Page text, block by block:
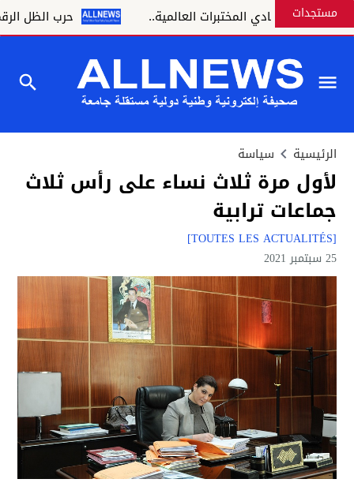
مستجدات
تدخل نادي المختبرات العالمية.. حرب الظل الرقمية..
الرئيسية سياسة
لأول مرة ثلاث نساء على رأس ثلاث
جماعات ترابية
[TOUTES LES ACTUALITÉS]
25 سبتمبر 2021